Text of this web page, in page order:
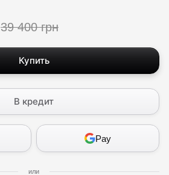
39 400 грн
Купить
В кредит
Pay